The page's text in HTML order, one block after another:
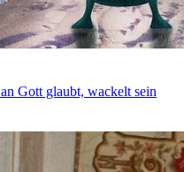
Gott glaubt, wackelt sein